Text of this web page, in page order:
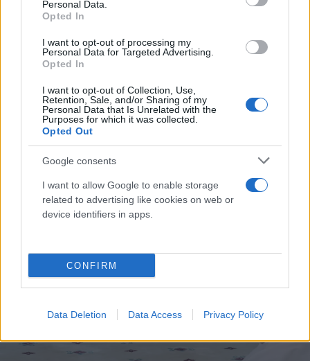
Personal Data.
Opted In
I want to opt-out of processing my
Personal Data for Targeted Advertising.
Opted In
I want to opt-out of Collection, Use,
Retention, Sale, and/or Sharing of my
Personal Data that Is Unrelated with the
Purposes for which it was collected.
Opted Out
Google consents
I want to allow Google to enable storage
related to advertising like cookies on web or
device identifiers in apps.
CONFIRM
Data Deletion Data Access Privacy Policy
FLASH FOCUS